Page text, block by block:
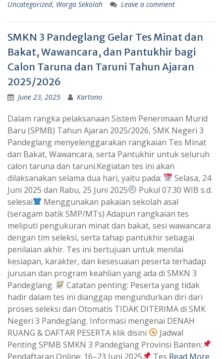
Uncategorized, Warga Sekolah Leave a comment
SMKN 3 Pandeglang Gelar Tes Minat dan
Bakat, Wawancara, dan Pantukhir bagi
Calon Taruna dan Taruni Tahun Ajaran
2025/2026
June 23, 2025 Kartono
Dalam rangka pelaksanaan Sistem Penerimaan Murid
Baru (SPMB) Tahun Ajaran 2025/2026, SMK Negeri 3
Pandeglang menyelenggarakan rangkaian Tes Minat
dan Bakat, Wawancara, serta Pantukhir untuk seluruh
calon taruna dan taruni.Kegiatan tes ini akan
dilaksanakan selama dua hari, yaitu pada:
Selasa, 24
Juni 2025 dan Rabu, 25 Juni 2025
Pukul 07.30 WIB s.d.
selesai
Menggunakan pakaian sekolah asal
(seragam batik SMP/MTs) Adapun rangkaian tes
meliputi pengukuran minat dan bakat, sesi wawancara
dengan tim seleksi, serta tahap pantukhir sebagai
penilaian akhir. Tes ini bertujuan untuk menilai
kesiapan, karakter, dan kesesuaian peserta terhadap
jurusan dan program keahlian yang ada di SMKN 3
Pandeglang.
Catatan penting: Peserta yang tidak
hadir dalam tes ini dianggap mengundurkan diri dari
proses seleksi dan Otomatis TIDAK DITERIMA di SMK
Negeri 3 Pandeglang. Informasi mengenai DENAH
RUANG & DAFTAR PESERTA klik disini
Jadwal
Penting SPMB SMKN 3 Pandeglang Provinsi Banten:
Pendaftaran Online: 16–23 Juni 2025
Tes Read More